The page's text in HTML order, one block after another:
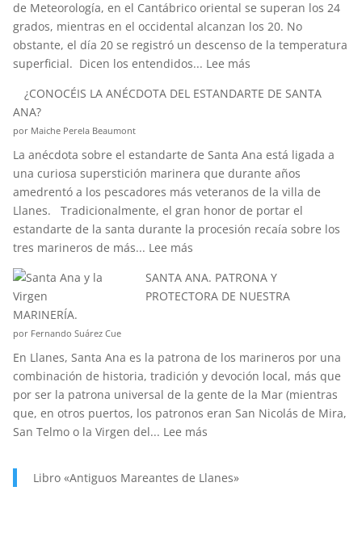
PORTUARIAS
de Meteorología, en el Cantábrico oriental se superan los 24
grados, mientras en el occidental alcanzan los 20. No
obstante, el día 20 se registró un descenso de la temperatura
superficial. Dicen los entendidos... Lee más:
QUÉ
EFECTO
“CORIOLIS”?
¿CONOCÉIS LA ANÉCDOTA DEL ESTANDARTE DE SANTA
ANA?
por Maiche Perela Beaumont
La anécdota sobre el estandarte de Santa Ana está ligada a
una curiosa superstición marinera que durante años
amedrentó a los pescadores más veteranos de la villa de
Llanes. Tradicionalmente, el gran honor de portar el
estandarte de la santa durante la procesión recaía sobre los
tres marineros de más... Lee más:
LA
ANÉCDOTA
DE
SANTA
ANA?
SANTA ANA. PATRONA Y
PROTECTORA DE NUESTRA
MARINERÍA.
por Fernando Suárez Cue
En Llanes, Santa Ana es la patrona de los marineros por una
combinación de historia, tradición y devoción local, más que
por ser la patrona universal de la gente de la Mar (mientras
que, en otros puertos, los patronos eran San Nicolás de Mira,
San Telmo o la Virgen del... Lee más:
PATRONA
Libro «Antiguos Mareantes de Llanes»